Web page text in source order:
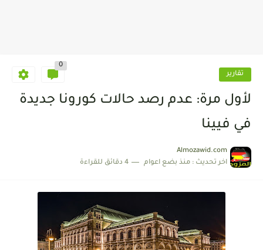
تقارير
0
لأول مرة: عدم رصد حالات كورونا جديدة
في فيينا
Almozawid.com
اخر تحديث : منذ بضع اعوام 4 دقائق للقراءة